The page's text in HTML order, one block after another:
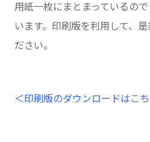
用紙一枚にまとまっているの
います。印刷版を利用して、
ださい。
＜印刷版のダウンロードはこ